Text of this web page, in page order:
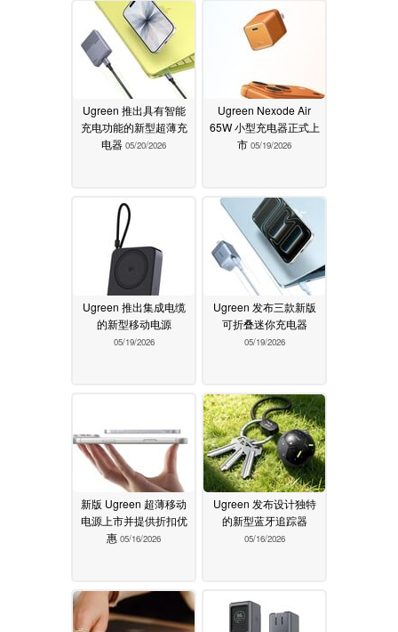
Ugreen 推出具有智能
充电功能的新型超薄充
电器 05/20/2026
Ugreen Nexode Air
65W 小型充电器正式上
市 05/19/2026
Ugreen 推出集成电缆
的新型移动电源
05/19/2026
Ugreen 发布三款新版
可折叠迷你充电器
05/19/2026
新版 Ugreen 超薄移动
电源上市并提供折扣优
惠 05/16/2026
Ugreen 发布设计独特
的新型蓝牙追踪器
05/16/2026